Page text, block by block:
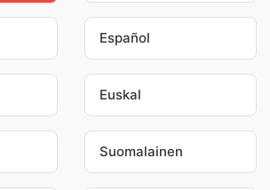
Español
Euskal
Suomalainen